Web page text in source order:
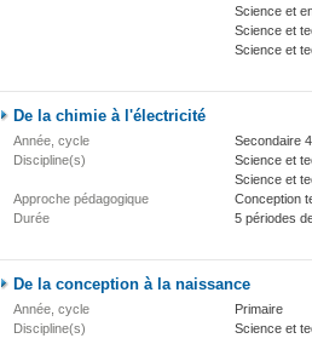
Science et
Science et
Science et
De la chimie à l'électricité
Année, cycle
Secondaire
Discipline(s)
Science et
Science et
Approche pédagogique
Conception
Durée
5 périodes
De la conception à la naissance
Année, cycle
Primaire
Discipline(s)
Science et